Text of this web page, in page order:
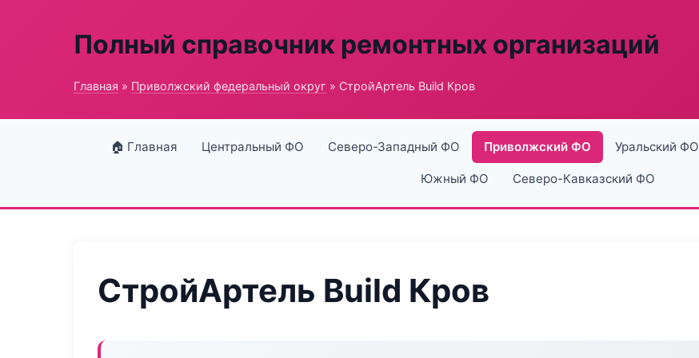
Полный справочник ремонтных организаций
Главная » Приволжский федеральный округ » СтройАртель Build Кров
🏠 Главная Центральный ФО Северо-Западный ФО Приволжский ФО Уральский ФО
Южный ФО Северо-Кавказский ФО
СтройАртель Build Кров